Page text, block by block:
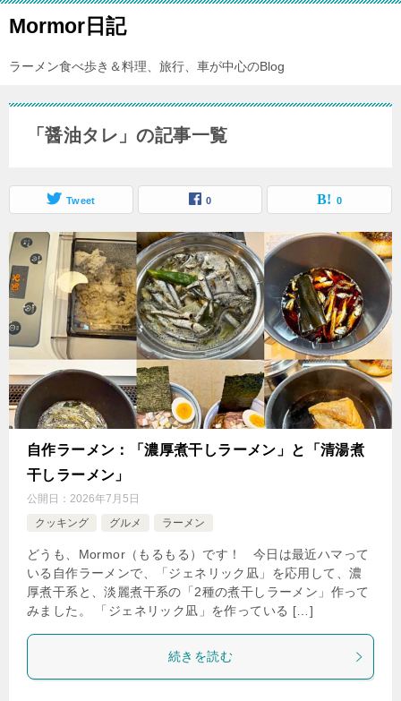
Mormor日記
ラーメン食べ歩き＆料理、旅行、車が中心のBlog
「醤油タレ」の記事一覧
Tweet 0 0
自作ラーメン：「濃厚煮干しラーメン」と「清湯煮
干しラーメン」
公開日： 2026年7月5日
クッキング
グルメ ラーメン
どうも、Mormor（もるもる）です！ 今日は最近ハマって
いる自作ラーメンで、「ジェネリック凪」を応用して、濃
厚煮干系と、淡麗煮干系の「2種の煮干しラーメン」作って
みました。 「ジェネリック凪」を作っている […]
続きを読む